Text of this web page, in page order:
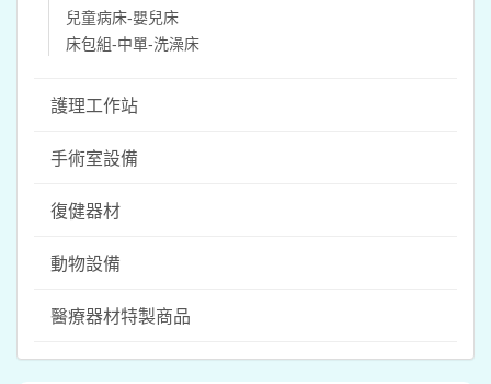
兒童病床-嬰兒床
床包組-中單-洗澡床
護理工作站
手術室設備
復健器材
動物設備
醫療器材特製商品